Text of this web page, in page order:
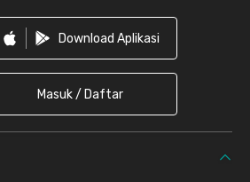
Download Aplikasi
Masuk / Daftar